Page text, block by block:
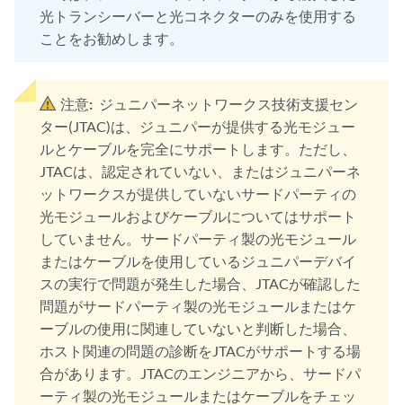
光トランシーバーと光コネクターのみを使用する
ことをお勧めします。
注意: ジュニパーネットワークス技術支援セン
ター(JTAC)は、ジュニパーが提供する光モジュー
ルとケーブルを完全にサポートします。ただし、
JTACは、認定されていない、またはジュニパーネ
ットワークスが提供していないサードパーティの
光モジュールおよびケーブルについてはサポート
していません。サードパーティ製の光モジュール
またはケーブルを使用しているジュニパーデバイ
スの実行で問題が発生した場合、JTACが確認した
問題がサードパーティ製の光モジュールまたはケ
ーブルの使用に関連していないと判断した場合、
ホスト関連の問題の診断をJTACがサポートする場
合があります。JTACのエンジニアから、サードパ
ーティ製の光モジュールまたはケーブルをチェッ